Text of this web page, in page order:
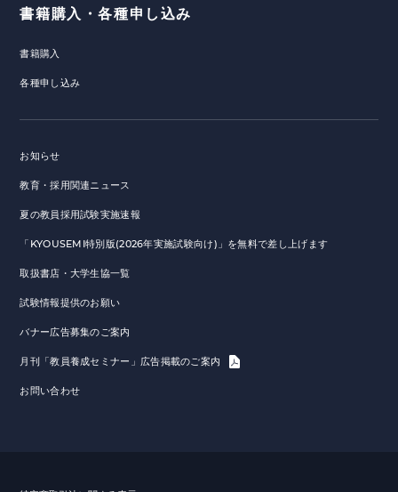
書籍購入・各種申し込み
書籍購入
各種申し込み
お知らせ
教育・採用関連ニュース
夏の教員採用試験実施速報
「KYOUSEMI特別版(2026年実施試験向け)」を無料で差し上げます
取扱書店・大学生協一覧
試験情報提供のお願い
バナー広告募集のご案内
月刊「教員養成セミナー」広告掲載のご案内
お問い合わせ